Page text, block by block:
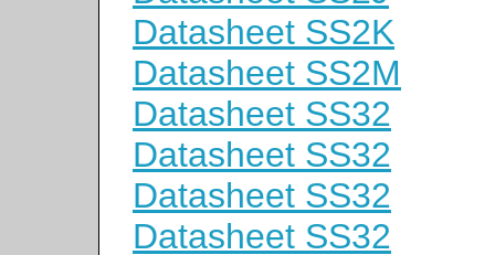
Datasheet SS2K
Datasheet SS2M
Datasheet SS32
Datasheet SS32
Datasheet SS32
Datasheet SS32